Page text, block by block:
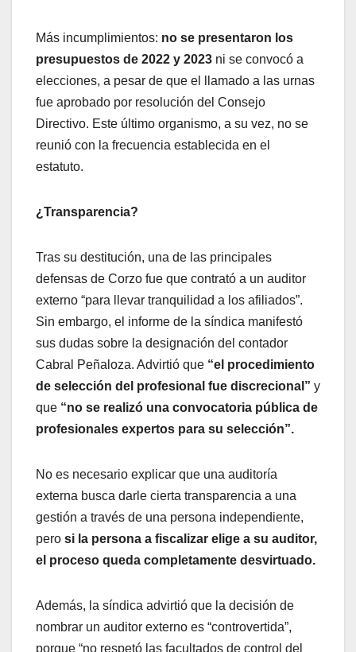
Más incumplimientos: no se presentaron los
presupuestos de 2022 y 2023 ni se convocó a
elecciones, a pesar de que el llamado a las urnas
fue aprobado por resolución del Consejo
Directivo. Este último organismo, a su vez, no se
reunió con la frecuencia establecida en el
estatuto.
¿Transparencia?
Tras su destitución, una de las principales
defensas de Corzo fue que contrató a un auditor
externo “para llevar tranquilidad a los afiliados”.
Sin embargo, el informe de la síndica manifestó
sus dudas sobre la designación del contador
Cabral Peñaloza. Advirtió que “el procedimiento
de selección del profesional fue discrecional” y
que “no se realizó una convocatoria pública de
profesionales expertos para su selección”.
No es necesario explicar que una auditoría
externa busca darle cierta transparencia a una
gestión a través de una persona independiente,
pero si la persona a fiscalizar elige a su auditor,
el proceso queda completamente desvirtuado.
Además, la síndica advirtió que la decisión de
nombrar un auditor externo es “controvertida”,
porque “no respetó las facultados de control del